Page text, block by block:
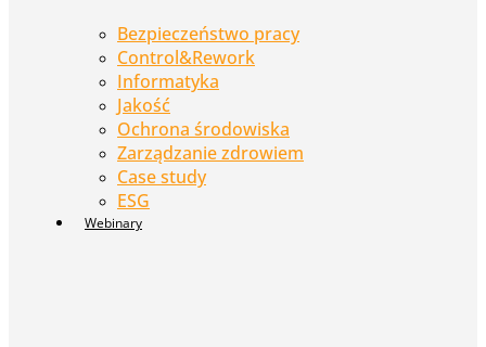
Bezpieczeństwo pracy
Control&Rework
Informatyka
Jakość
Ochrona środowiska
Zarządzanie zdrowiem
Case study
ESG
Webinary